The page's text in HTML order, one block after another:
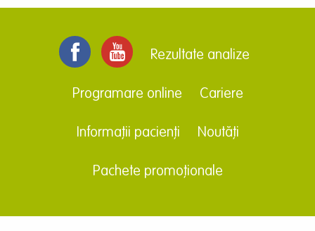
Rezultate analize
Programare online Cariere
Informații pacienți Noutăți
Pachete promoționale